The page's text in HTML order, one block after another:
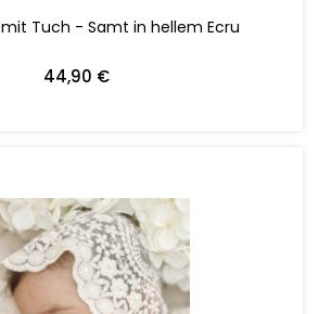
Tuch - Samt in hellem Ecru
44,90 €